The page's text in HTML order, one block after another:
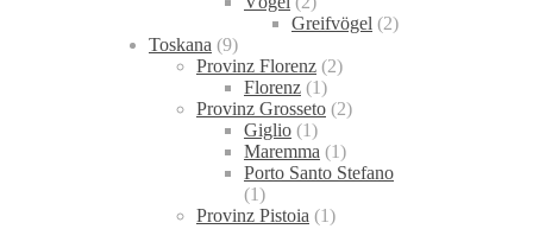
Greifvögel (2)
Toskana (9)
Provinz Florenz (2)
Florenz (1)
Provinz Grosseto (2)
Giglio (1)
Maremma (1)
Porto Santo Stefano
(1)
Provinz Pistoia (1)